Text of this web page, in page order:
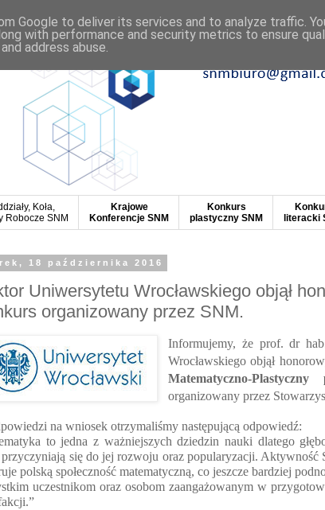
Koła,
Robocze SNM
Krajowe
Konferencje SNM
Konkurs
plastyczny SNM
literacki
18 października 2016
Uniwersytetu Wrocławskiego objął
organizowany przez SNM.
Informujemy, że prof. dr
Wrocławskiego objął
Matematyczno-
organizowany przez
na wniosek otrzymaliśmy następującą odpowiedź:
to jedna z ważniejszych dziedzin nauki dlatego
się do jej rozwoju oraz popularyzacji. Aktywność
polską społeczność matematyczną, co jeszcze bardziej
uczestnikom oraz osobom zaangażowanym w
Google to deliver its services and to analyze traffic.
with performance and security metrics to ensure
address abuse.